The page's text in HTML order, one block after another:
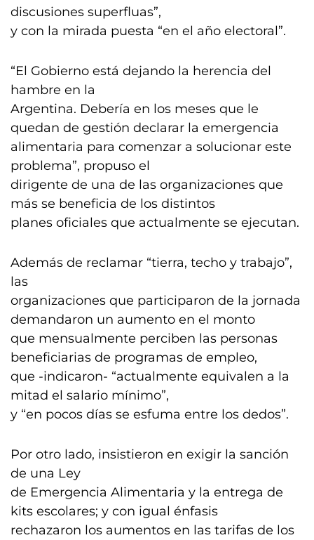
discusiones superfluas”,
y con la mirada puesta “en el año electoral”.
“El Gobierno está dejando la herencia del
hambre en la
Argentina. Debería en los meses que le
quedan de gestión declarar la emergencia
alimentaria para comenzar a solucionar este
problema”, propuso el
dirigente de una de las organizaciones que
más se beneficia de los distintos
planes oficiales que actualmente se ejecutan.
Además de reclamar “tierra, techo y trabajo”,
las
organizaciones que participaron de la jornada
demandaron un aumento en el monto
que mensualmente perciben las personas
beneficiarias de programas de empleo,
que -indicaron- “actualmente equivalen a la
mitad el salario mínimo”,
y “en pocos días se esfuma entre los dedos”.
Por otro lado, insistieron en exigir la sanción
de una Ley
de Emergencia Alimentaria y la entrega de
kits escolares; y con igual énfasis
rechazaron los aumentos en las tarifas de los